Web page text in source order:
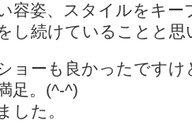
容姿、スタイルをキー
し続けていることと思
ョーも良かったです
足。(^-^)
した。